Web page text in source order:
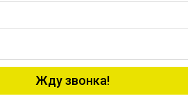
Жду звонка!